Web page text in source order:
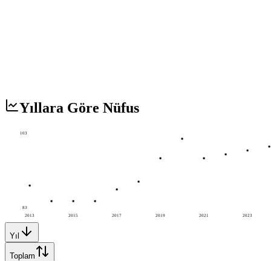
Yıllara Göre Nüfus
2013 2015 2017 2019 2021 2023
103
83
Yıl
Toplam